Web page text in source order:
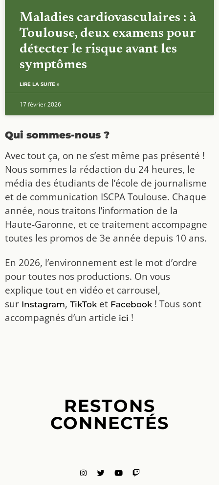
Maladies cardiovasculaires : à
Toulouse, deux examens pour
détecter le risque avant les
symptômes
LIRE LA SUITE »
17 février 2026
Qui sommes-nous ?
Avec tout ça, on ne s’est même pas présenté !
Nous sommes la rédaction du 24 heures, le
média des étudiants de l’école de journalisme
et de communication ISCPA Toulouse. Chaque
année, nous traitons l’information de la
Haute-Garonne, et ce traitement accompagne
toutes les promos de 3e année depuis 10 ans.
En 2026, l’environnement est le mot d’ordre
pour toutes nos productions. On vous
explique tout en vidéo et carrousel,
sur Instagram, TikToket Facebook! Tous sont
accompagnés d’un article ici !
RESTONS
CONNECTÉS